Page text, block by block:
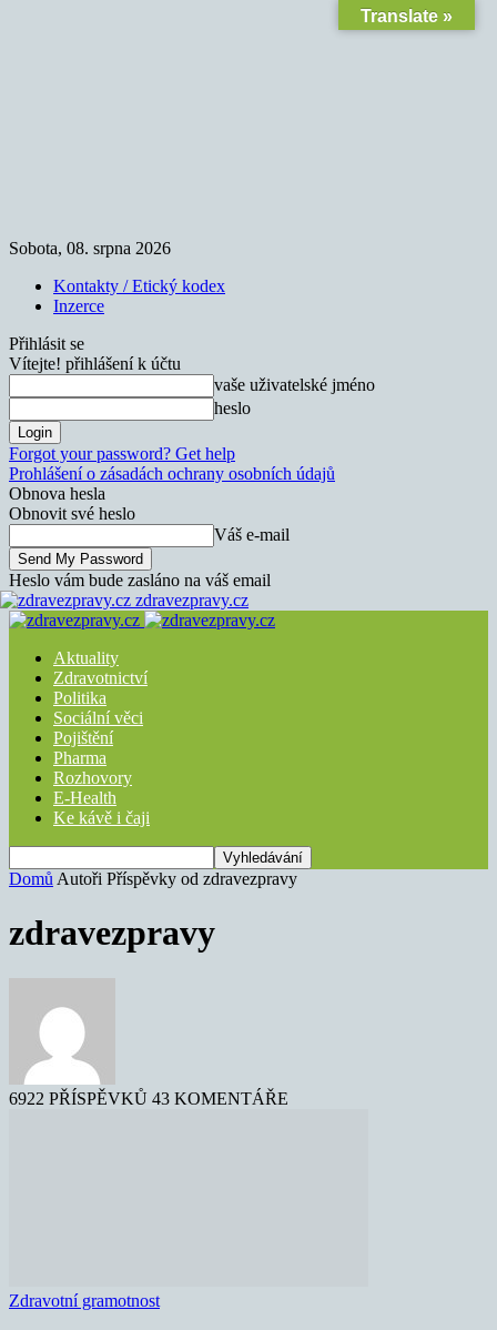
Sobota, 08. srpna 2026
Kontakty / Etický kodex
Inzerce
Přihlásit se
Vítejte! přihlášení k účtu
vaše uživatelské jméno
heslo
Forgot your password? Get help
Prohlášení o zásadách ochrany osobních údajů
Obnova hesla
Obnovit své heslo
Váš e-mail
Heslo vám bude zasláno na váš email
zdravezpravy.cz
Aktuality
Zdravotnictví
Politika
Sociální věci
Pojištění
Pharma
Rozhovory
E-Health
Ke kávě i čaji
Domů Autoři Příspěvky od zdravezpravy
zdravezpravy
6922 PŘÍSPĚVKŮ 43 KOMENTÁŘE
Zdravotní gramotnost
Translate »